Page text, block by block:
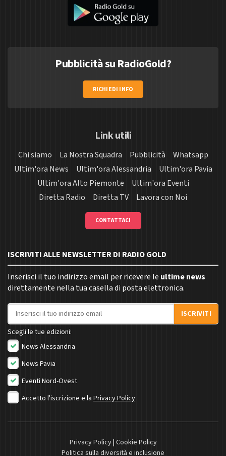
Pubblicità su RadioGold?
RICHIEDI INFO
Link utili
Chi siamo La Nostra Squadra Pubblicità
Whatsapp
Ultim'ora News
Ultim'ora Alessandria
Ultim'ora Pavia
Ultim'ora Alto Piemonte
Ultim'ora Eventi
Diretta Radio
Diretta TV Lavora con Noi
CONTATTACI
ISCRIVITI ALLE NEWSLETTER DI RADIO GOLD
Inserisci il tuo indirizzo email per ricevere le ultime news
direttamente nella tua casella di posta elettronica.
Indirizzo email
ISCRIVITI
Scegli le tue edizioni:
News Alessandria
News Pavia
Eventi Nord-Ovest
Accetto l'iscrizione e la Privacy Policy
Privacy Policy| Cookie Policy
Politica sulla diversità e inclusione